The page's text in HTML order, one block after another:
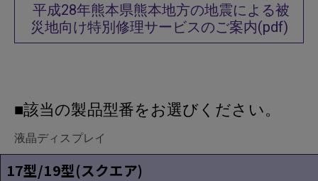
平成28年熊本県熊本地方の地震による被
災地向け特別修理サービスのご案内(pdf)
■該当の製品型番をお選びください。
液晶ディスプレイ
17型/19型(スクエア)